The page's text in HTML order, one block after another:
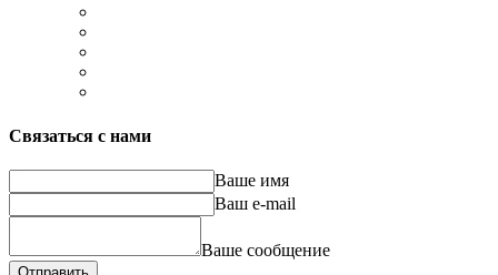
Связаться с нами
Ваше имя
Ваш e-mail
Ваше сообщение